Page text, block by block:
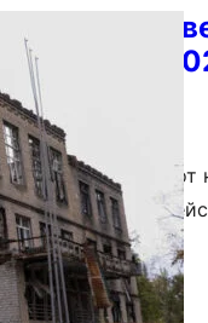
сили
през
части
и силите,
през 2023…